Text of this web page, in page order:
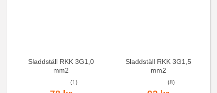
Sladdställ RKK 3G1,0
mm2
(1)
Sladdställ RKK 3G1,5
mm2
(8)